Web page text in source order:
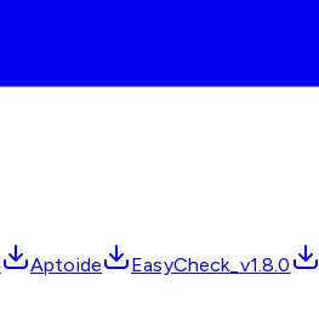
Aptoide EasyCheck_v1.8.0